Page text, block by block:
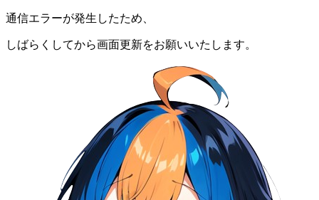
通信エラーが発生したため、
しばらくしてから画面更新をお願いいたします。